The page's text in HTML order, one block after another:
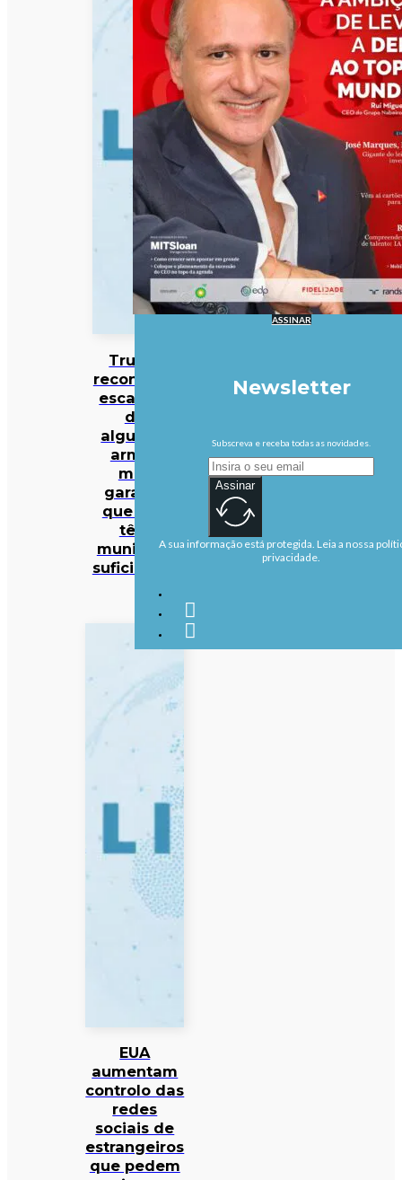
Trump
reconhece
escassez
de
algumas
armas
mas
garante
que EUA
têm
munições
suficientes
EUA
aumentam
controlo das
redes
sociais de
estrangeiros
que pedem
ASSINAR
Newsletter
Subscreva e receba todas as novidades.
Assinar
A sua informação está protegida. Leia a nossa
privacidade.